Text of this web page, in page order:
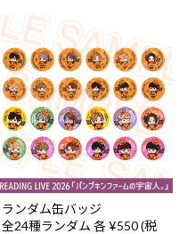
ランダム缶バッジ
全24種ランダム 各 ¥550 (税